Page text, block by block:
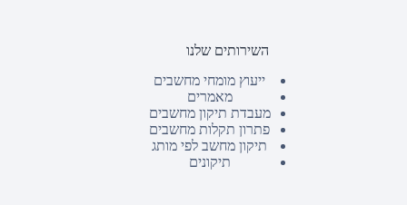
השירותים שלנו
ייעוץ מומחי מחשבים
מאמרים
מעבדת תיקון מחשבים
פתרון תקלות מחשבים
תיקון מחשב לפי מותג
תיקונים